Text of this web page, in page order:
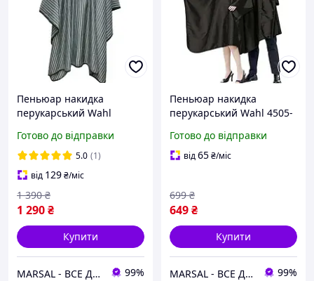
Пеньюар накидка
перукарський Wahl
Готово до відправки
5.0 (1)
від 129₴/міс
1 290₴
1 390 ₴
Купити
MARSAL - ВСЕ ДЛЯ САЛОНІВ КРАСИ 99%
Пеньюар накидка
перукарський Wahl 4505-
Готово до відправки
від65₴/міс
649₴
699 ₴
Купити
MARSAL - ВСЕ ДЛЯ САЛОНІВ КРАСИ 99%